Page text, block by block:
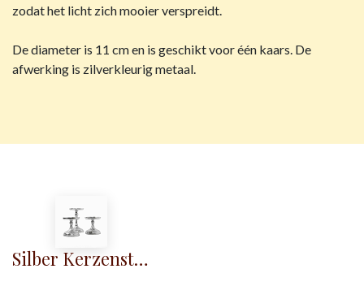
zodat het licht zich mooier verspreidt.
De diameter is 11 cm en is geschikt voor één kaars. De
afwerking is zilverkleurig metaal.
Silber Kerzenständer 17 cm